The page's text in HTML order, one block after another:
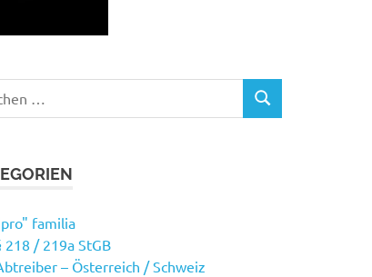
SUCHEN
familia
218 / 219a StGB
– Österreich / Schweiz